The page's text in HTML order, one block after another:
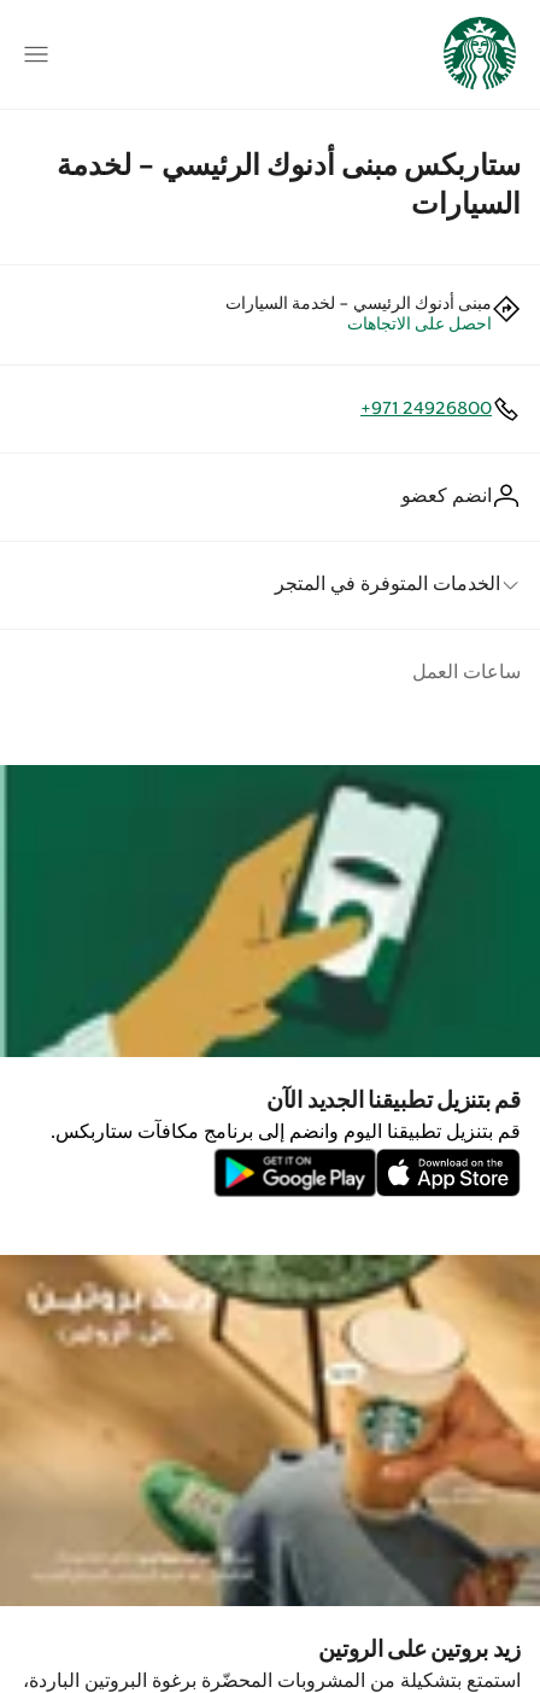
ستاربكس مبنى أدنوك الرئيسي - لخدمة
السيارات
مبنى أدنوك الرئيسي - لخدمة السيارات
احصل على الاتجاهات
+971 24926800
انضم كعضو
الخدمات المتوفرة في المتجر
ساعات العمل
قم بتنزيل تطبيقنا الجديد الآن
قم بتنزيل تطبيقنا اليوم وانضم إلى برنامج مكافآت ستاربكس.
زيد بروتين على الروتين
استمتع بتشكيلة من المشروبات المحضّرة برغوة البروتين الباردة،